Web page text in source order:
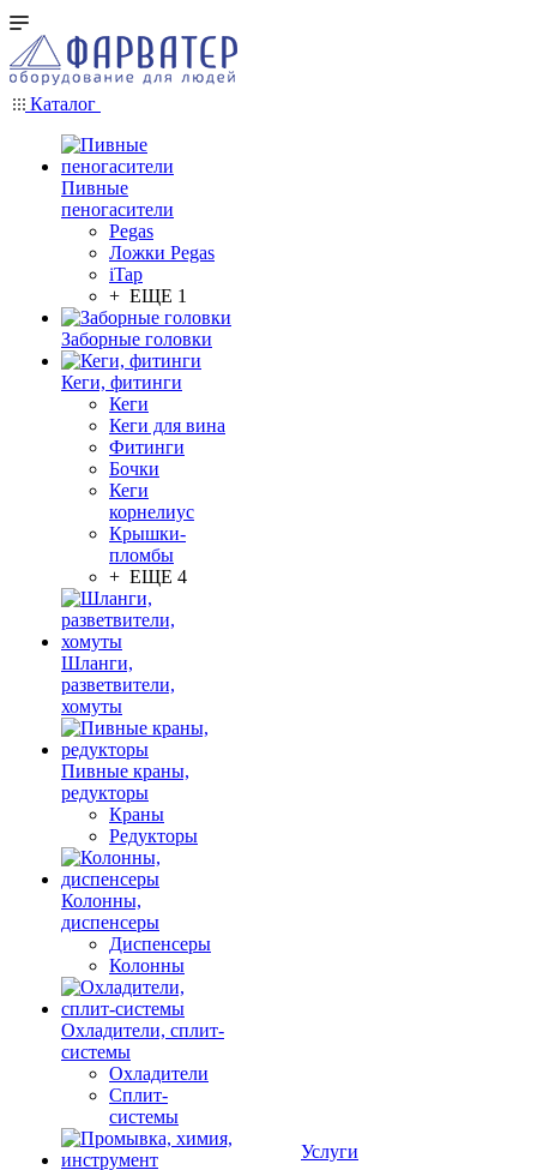
Каталог
Пивные
пеногасители
Pegas
Ложки Pegas
iTap
+ ЕЩЕ 1
Заборные головки
Кеги, фитинги
Кеги
Кеги для вина
Фитинги
Бочки
Кеги
корнелиус
Крышки-
пломбы
+ ЕЩЕ 4
Шланги,
разветвители,
хомуты
Пивные краны,
редукторы
Краны
Редукторы
Колонны,
диспенсеры
Диспенсеры
Колонны
Охладители, сплит-
системы
Охладители
Сплит-
системы
Услуги